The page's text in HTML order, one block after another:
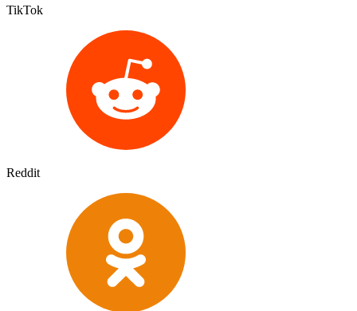
TikTok
Reddit